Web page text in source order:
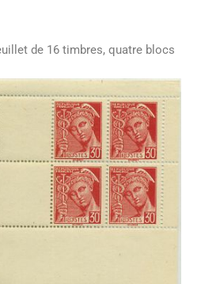
de 16 timbres, quatre blocs